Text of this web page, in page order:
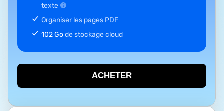
texte
Organiser les pages PDF
102 Gode stockage cloud
ACHETER